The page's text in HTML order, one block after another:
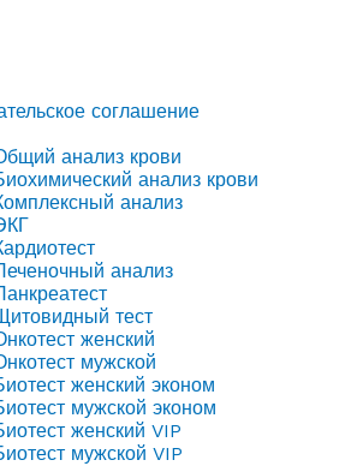
соглашение
анализ крови
анализ крови
анализ
анализ
тест
женский
мужской
женский эконом
мужской эконом
женский VIP
мужской VIP